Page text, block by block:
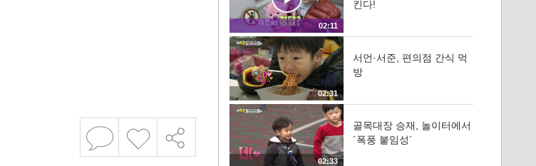
02:11
킨다!
02:31
서언·서준, 편의점 간식 먹
방
02:33
골목대장 승재, 놀이터에서
´폭풍 붙임성´